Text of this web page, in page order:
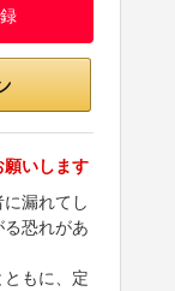
願いします
漏れてし
恐れがあ
もに、定